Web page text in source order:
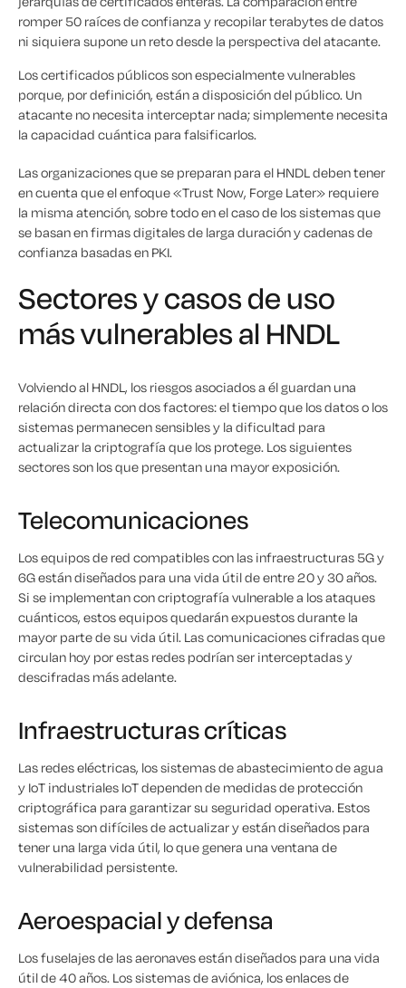
romper 50 raíces de confianza y recopilar terabytes de datos
ni siquiera supone un reto desde la perspectiva del atacante.
Los certificados públicos son especialmente vulnerables
porque, por definición, están a disposición del público. Un
atacante no necesita interceptar nada; simplemente necesita
la capacidad cuántica para falsificarlos.
Las organizaciones que se preparan para el HNDL deben tener
en cuenta que el enfoque «Trust Now, Forge Later» requiere
la misma atención, sobre todo en el caso de los sistemas que
se basan en firmas digitales de larga duración y cadenas de
confianza basadas en PKI.
Sectores y casos de uso
más vulnerables al HNDL
Volviendo al HNDL, los riesgos asociados a él guardan una
relación directa con dos factores: el tiempo que los datos o los
sistemas permanecen sensibles y la dificultad para
actualizar la criptografía que los protege. Los siguientes
sectores son los que presentan una mayor exposición.
Telecomunicaciones
Los equipos de red compatibles con las infraestructuras 5G y
6G están diseñados para una vida útil de entre 20 y 30 años.
Si se implementan con criptografía vulnerable a los ataques
cuánticos, estos equipos quedarán expuestos durante la
mayor parte de su vida útil. Las comunicaciones cifradas que
circulan hoy por estas redes podrían ser interceptadas y
descifradas más adelante.
Infraestructuras críticas
Las redes eléctricas, los sistemas de abastecimiento de agua
y IoT industriales IoT dependen de medidas de protección
criptográfica para garantizar su seguridad operativa. Estos
sistemas son difíciles de actualizar y están diseñados para
tener una larga vida útil, lo que genera una ventana de
vulnerabilidad persistente.
Aeroespacial y defensa
Los fuselajes de las aeronaves están diseñados para una vida
útil de 40 años. Los sistemas de aviónica, los enlaces de